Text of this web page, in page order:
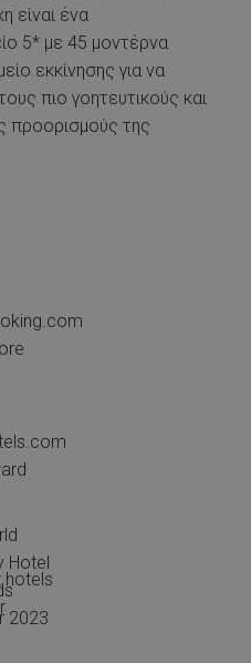
είναι ένα
5* με 45 μοντέρνα
εκκίνησης για να
πιο γοητευτικούς και
προορισμούς της